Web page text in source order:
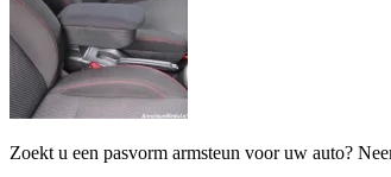
Zoekt u een pasvorm armsteun voor uw auto?